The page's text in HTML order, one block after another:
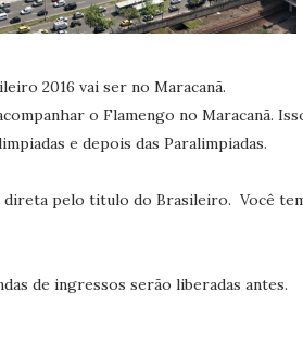
2016 vai ser no Maracanã.
o Flamengo no Maracanã.
e depois das Paralimpiadas.
direta pelo titulo do Brasileiro. Você
de ingressos serão liberadas antes.